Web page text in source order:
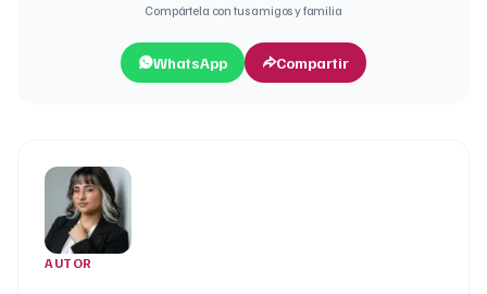
Compártela con tus amigos y familia
WhatsApp Compartir
AUTOR